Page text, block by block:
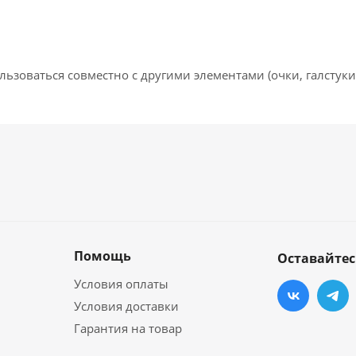
совместно с другими элементами (очки,
Помощь
Условия оплаты
Условия доставки
Гарантия на товар